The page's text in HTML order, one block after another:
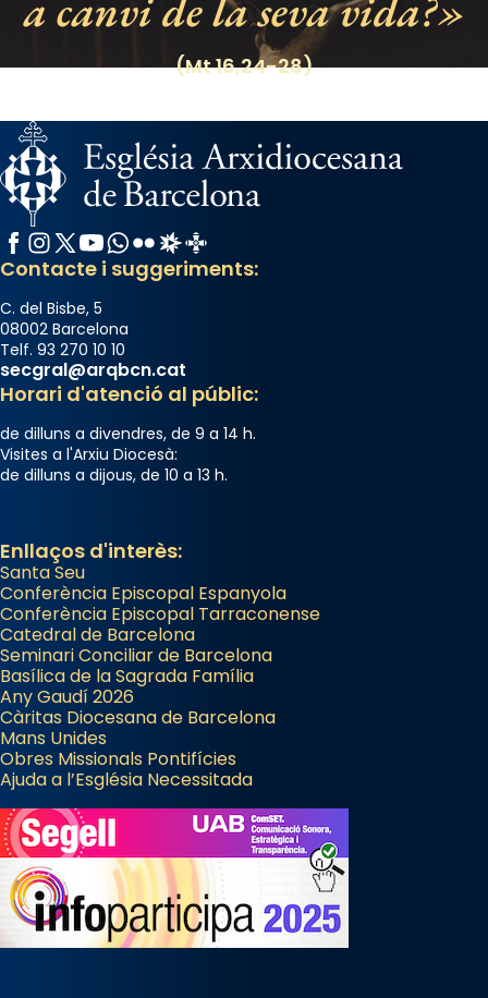
(Mt 16,24-28)
Facebook
Instagram
X / Twitter
YouTube
WhatsApp
FlickrRadio Estel
Catalunya Cristiana
Contacte i suggeriments:
C. del Bisbe, 5
08002 Barcelona
Telf. 93 270 10 10
secgral@arqbcn.cat
Horari d'atenció al públic:
de dilluns a divendres, de 9 a 14 h.
Visites a l'Arxiu Diocesà:
de dilluns a dijous, de 10 a 13 h.
Enllaços d'interès:
Santa Seu
Conferència Episcopal Espanyola
Conferència Episcopal Tarraconense
Catedral de Barcelona
Seminari Conciliar de Barcelona
Basílica de la Sagrada Família
Any Gaudí 2026
Càritas Diocesana de Barcelona
Mans Unides
Obres Missionals Pontifícies
Ajuda a l’Església Necessitada